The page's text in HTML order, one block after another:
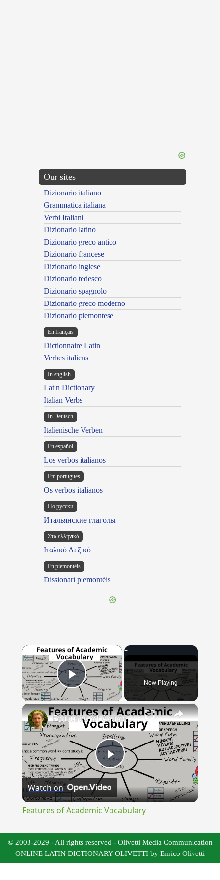
Our sites
Dizionario italiano
Grammatica italiana
Verbi Italiani
Dizionario latino
Dizionario greco antico
Dizionario francese
Dizionario inglese
Dizionario tedesco
Dizionario spagnolo
Dizionario greco moderno
Dizionario piemontese
En français
Dictionnaire Latin
Verbes italiens
In english
Latin Dictionary
Italian Verbs
In Deutsch
Italienische Verben
En español
Los verbos italianos
Em portugues
Os verbos italianos
По русски
Итальянские глаголы
Στα ελληνικά
Ιταλικό Λεξικό
Ën piemontèis
Dissionari piemontèis
×
Play Video Now Playing
×
Play
Video
Features of Academic Vocabulary
Watch on
Features of Academic Vocabulary
© 2003-2029 - All rights reserved - Olivetti Media Communication
ONLINE LATIN DICTIONARY OLIVETTI by Enrico Olivetti